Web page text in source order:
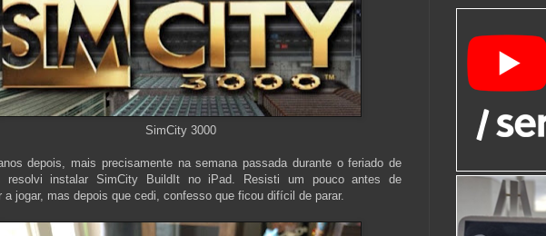
SimCity 3000
depois, mais precisamente na semana passada durante o feriado de
resolvi instalar SimCity BuildIt no iPad. Resisti um pouco antes de
a jogar, mas depois que cedi, confesso que ficou difícil de parar.